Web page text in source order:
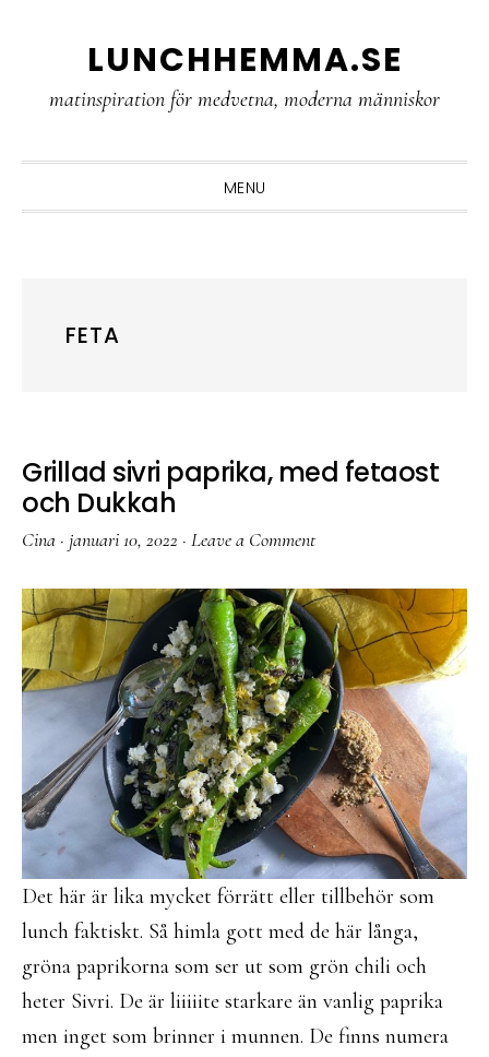
primary
primary
LUNCHHEMMA.SE
matinspiration för medvetna, moderna människor
MENU
FETA
Grillad sivri paprika, med fetaost
och Dukkah
Cina · januari 10, 2022 · Leave a Comment
Det här är lika mycket förrätt eller tillbehör som
lunch faktiskt. Så himla gott med de här långa,
gröna paprikorna som ser ut som grön chili och
heter Sivri. De är liiiiite starkare än vanlig paprika
men inget som brinner i munnen. De finns numera